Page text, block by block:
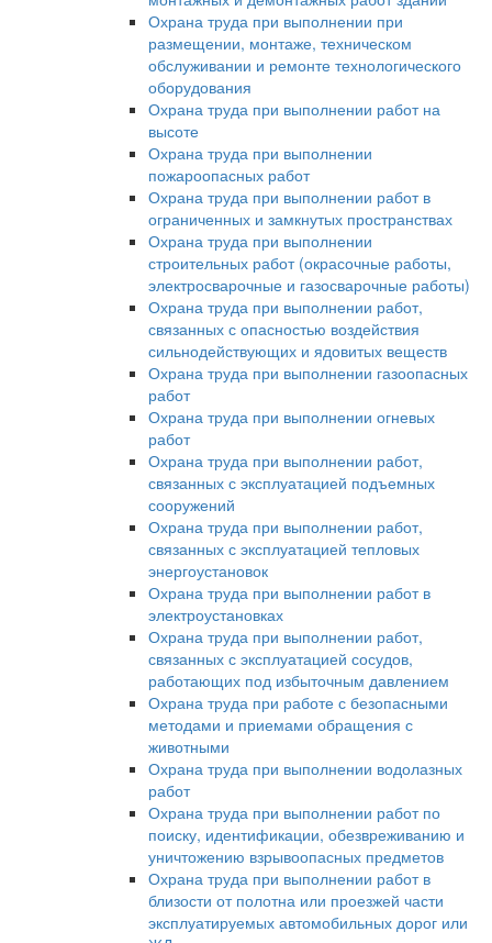
Охрана труда при выполнении при
размещении, монтаже, техническом
обслуживании и ремонте технологического
оборудования
Охрана труда при выполнении работ на
высоте
Охрана труда при выполнении
пожароопасных работ
Охрана труда при выполнении работ в
ограниченных и замкнутых пространствах
Охрана труда при выполнении
строительных работ (окрасочные работы,
электросварочные и газосварочные работы)
Охрана труда при выполнении работ,
связанных с опасностью воздействия
сильнодействующих и ядовитых веществ
Охрана труда при выполнении газоопасных
работ
Охрана труда при выполнении огневых
работ
Охрана труда при выполнении работ,
связанных с эксплуатацией подъемных
сооружений
Охрана труда при выполнении работ,
связанных с эксплуатацией тепловых
энергоустановок
Охрана труда при выполнении работ в
электроустановках
Охрана труда при выполнении работ,
связанных с эксплуатацией сосудов,
работающих под избыточным давлением
Охрана труда при работе с безопасными
методами и приемами обращения с
животными
Охрана труда при выполнении водолазных
работ
Охрана труда при выполнении работ по
поиску, идентификации, обезвреживанию и
уничтожению взрывоопасных предметов
Охрана труда при выполнении работ в
близости от полотна или проезжей части
эксплуатируемых автомобильных дорог или